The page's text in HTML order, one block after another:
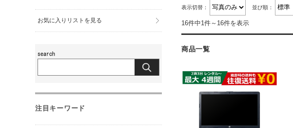
表示切替： 並び順：
16件中1件～16件を表示
商品一覧
お気に入りリストを見る
注目キーワード